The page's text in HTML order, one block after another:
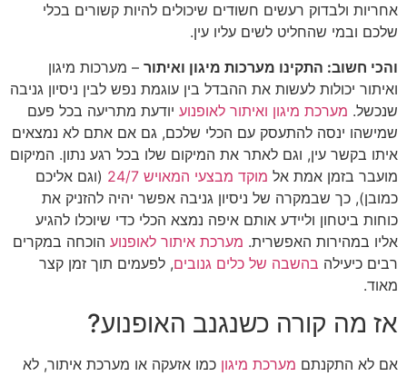
אחריות ולבדוק רעשים חשודים שיכולים להיות קשורים בכלי
שלכם ובמי שהחליט לשים עליו עין.
והכי חשוב: התקינו מערכות מיגון ואיתור – מערכות מיגון
ואיתור יכולות לעשות את ההבדל בין עוגמת נפש לבין ניסיון גניבה
שנכשל. מערכת מיגון ואיתור לאופנוע יודעת מתריעה בכל פעם
שמישהו ינסה להתעסק עם הכלי שלכם, גם אם אתם לא נמצאים
איתו בקשר עין, וגם לאתר את המיקום שלו בכל רגע נתון. המיקום
מועבר בזמן אמת אל מוקד מבצעי המאויש 24/7
(וגם אליכם
כמובן), כך שבמקרה של ניסיון גניבה אפשר יהיה להזניק את
כוחות ביטחון וליידע אותם איפה נמצא הכלי כדי שיוכלו להגיע
אליו במהירות האפשרית. מערכת איתור לאופנוע הוכחה במקרים
רבים כיעילה בהשבה של כלים גנובים, לפעמים תוך זמן קצר
מאוד.
אז מה קורה כשנגנב האופנוע?
אם לא התקנתם מערכת מיגון כמו אזעקה או מערכת איתור, לא